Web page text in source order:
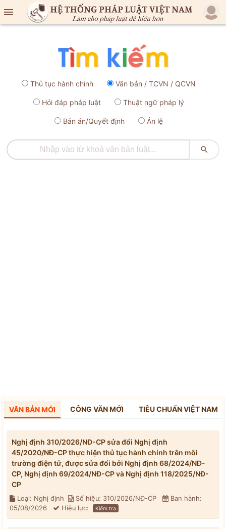

Thủ tục hành chính Văn bản / TCVN / QCVN
Hỏi đáp pháp luật Thuật ngữ pháp lý
Bản án/Quyết định Án lệ

VĂN BẢN MỚI CÔNG VĂN MỚI TIÊU CHUẨN VIỆT NAM
Nghị định 310/2026/NĐ-CP sửa đổi Nghị định
45/2020/NĐ-CP thực hiện thủ tục hành chính trên môi
trường điện tử, được sửa đổi bởi Nghị định 68/2024/NĐ-
CP, Nghị định 69/2024/NĐ-CP và Nghị định 118/2025/NĐ-
CP
Loại: Nghị định Số hiệu: 310/2026/NĐ-CP
Ban hành:
05/08/2026
Hiệu lực: Kiểm tra